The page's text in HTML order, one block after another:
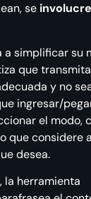
se
simplificar su
que
y no
ingresar/
el modo,
que considere
desea.
la herramienta